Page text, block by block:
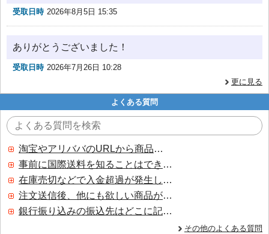
受取日時 2026年8月5日 15:35
ありがとうございました！
受取日時 2026年7月26日 10:28
更に見る
よくある質問
淘宝やアリババのURLから商品を探すことはできますか？
事前に国際送料を知ることはできますか？
在庫売切などで入金超過が発生した場合はいつ返金されますか？
注文送信後、他にも欲しい商品が見つかった場合、追加注文できますか？
銀行振り込みの振込先はどこに記載されていますか？
その他のよくある質問